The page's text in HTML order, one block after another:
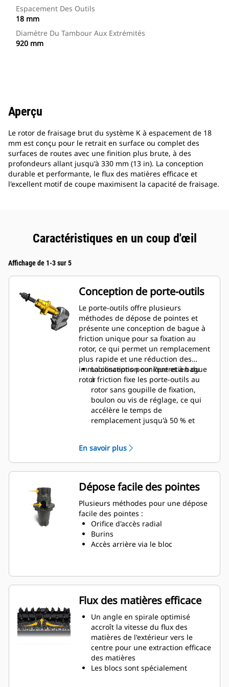
Espacement Des Outils
18 mm
Diamètre Du Tambour Aux Extrémités
920 mm
Aperçu
Le rotor de fraisage brut du système K à espacement de 18
mm est conçu pour le retrait en surface ou complet des
surfaces de routes avec une finition plus brute, à des
profondeurs allant jusqu'à 330 mm (13 in). La conception
durable et performante, le flux des matières efficace et
l'excellent motif de coupe maximisent la capacité de fraisage.
Caractéristiques en un coup d'œil
Affichage de 1-3 sur 5
Conception de porte-outils
Le porte-outils offre plusieurs
méthodes de dépose de pointes et
présente une conception de bague à
friction unique pour sa fixation au
rotor, ce qui permet un remplacement
plus rapide et une réduction des
immobilisations pour l'entretien du
rotor
La conception conique et à bague
à friction fixe les porte-outils au
rotor sans goupille de fixation,
boulon ou vis de réglage, ce qui
accélère le temps de
remplacement jusqu'à 50 % et
Le collier d'usure 20 mm est plus
long de 66 % que les porte-outils
système G
La conception de porte-outils anti-
rotation garantit un
positionnement approprié pour
éviter l'usure sur les blocs et les
supports
L'eau peut pénétrer par l'orifice
d'accès radial du porte-outils pour
Des porte-outils sont disponibles
pour s'adapter à des outils de
tailles de dent de 20 mm, 22 mm
et 25 mm pour diverses
applications
En savoir plus
Dépose facile des pointes
Plusieurs méthodes pour une dépose
facile des pointes :
Orifice d'accès radial
Burins
Accès arrière via le bloc
Flux des matières efficace
Un angle en spirale optimisé
accroît la vitesse du flux des
matières de l'extérieur vers le
centre pour une extraction efficace
des matières
Les blocs sont spécialement